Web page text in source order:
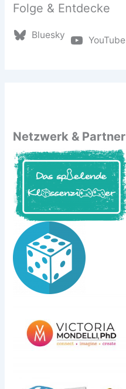
Folge & Entdecke
Bluesky YouTube
Netzwerk & Partner